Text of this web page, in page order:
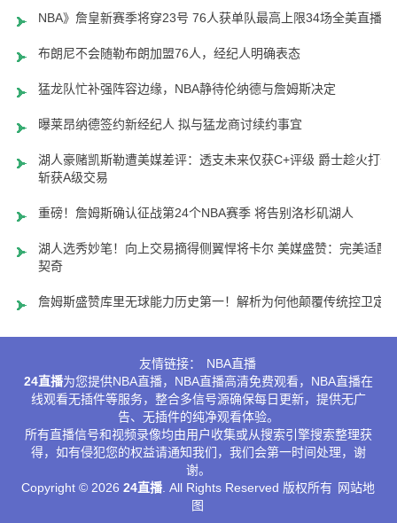
NBA》詹皇新赛季将穿23号 76人获单队最高上限34场全美直播
布朗尼不会随勒布朗加盟76人，经纪人明确表态
猛龙队忙补强阵容边缘，NBA静待伦纳德与詹姆斯决定
曝莱昂纳德签约新经纪人 拟与猛龙商讨续约事宜
湖人豪赌凯斯勒遭美媒差评：透支未来仅获C+评级 爵士趁火打劫
斩获A级交易
重磅！詹姆斯确认征战第24个NBA赛季 将告别洛杉矶湖人
湖人选秀妙笔！向上交易摘得侧翼悍将卡尔 美媒盛赞：完美适配
契奇
詹姆斯盛赞库里无球能力历史第一！解析为何他颠覆传统控卫定义
友情链接：
NBA直播
24直播为您提供NBA直播，NBA直播高清免费观看，NBA直播在
线观看无插件等服务，整合多信号源确保每日更新，提供无广
告、无插件的纯净观看体验。
所有直播信号和视频录像均由用户收集或从搜索引擎搜索整理获
得，如有侵犯您的权益请通知我们，我们会第一时间处理，谢
谢。
Copyright © 202624直播 . All Rights Reserved 版权所有 网站地
图